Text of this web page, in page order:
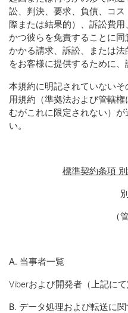
訟、判決、要求、負債、コ
際または結果的）、訴訟費用
かつ彼らを免責することに同
かかる請求、訴訟、または
をお客様に提供するために、
本規約に明記されていない
用規約（準拠法および管轄
むがこれに限定されない）
い。
標準契約条項 別
（
A. 当事者一覧
Viberおよび開発者（上記にて
B. データ処理および転送に